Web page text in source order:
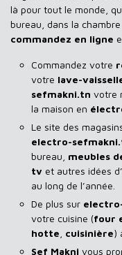
là pour tout le monde,
bureau, dans la
commandez en ligne
Commandez votre
votre lave-
sefmakni.tn votre
la maison en
Le site des
electro-
bureau, meubles
tv et autres idées
au long de l’année.
De plus sur
votre cuisine (four
hotte cuisinière)
Sef Makni vous